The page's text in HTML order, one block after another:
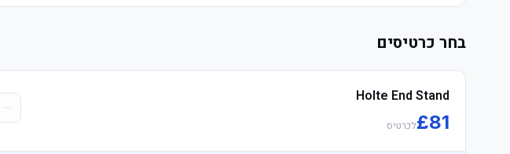
בחר כרטיסים
Holte End Stand
£81 לכרטיס